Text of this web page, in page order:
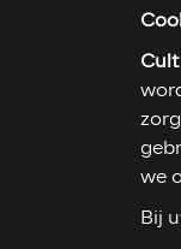
we
Bij